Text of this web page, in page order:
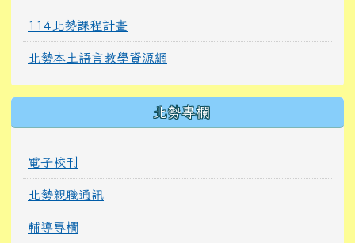
114北勢課程計畫
北勢本土語言教學資源網
北勢專欄
電子校刊
北勢親職通訊
輔導專欄